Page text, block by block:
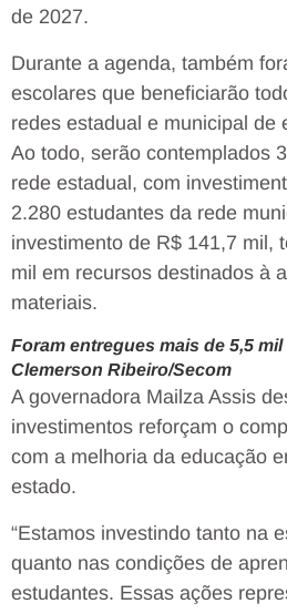
de 2027.
Durante a agenda, também
escolares que beneficiarão
redes estadual e municipal de
Ao todo, serão contemplados
rede estadual, com
2.280 estudantes da rede
investimento de R$ 141,7 mil,
mil em recursos destinados à
materiais.
Foram entregues mais de 5,5
Clemerson Ribeiro/Secom
A governadora Mailza Assis
investimentos reforçam o
com a melhoria da educação
estado.
“Estamos investindo tanto na
quanto nas condições de
estudantes. Essas ações